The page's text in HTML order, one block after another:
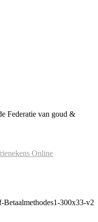
Federatie van goud &
Online